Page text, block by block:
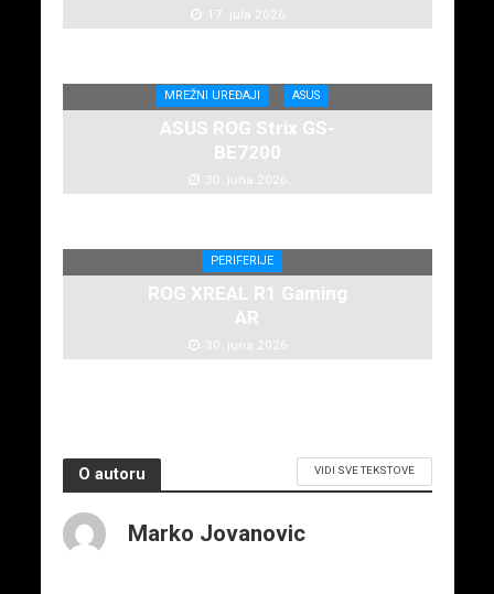
17. jula 2026.
MREŽNI UREĐAJI ASUS
ASUS ROG Strix GS-
BE7200
30. juna 2026.
PERIFERIJE
ROG XREAL R1 Gaming
AR
30. juna 2026.
O autoru VIDI SVE TEKSTOVE
Marko Jovanovic